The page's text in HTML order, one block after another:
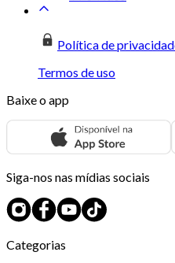
Política de
Termos de uso
Baixe o app
Siga-nos nas mídias sociais
Categorias